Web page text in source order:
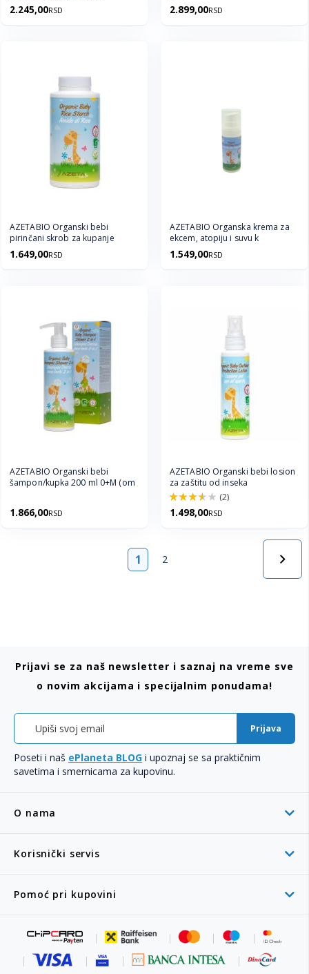
2.245,00RSD 2.899,00RSD
AZETABIO Organski bebi
pirinčani skrob za kupanje
1.649,00RSD
AZETABIO Organska krema za
ekcem, atopiju i suvu k
1.549,00RSD
AZETABIO Organski bebi
šampon/kupka 200 ml 0+M (om
1.866,00RSD
AZETABIO Organski bebi losion
za zaštitu od inseka
70.0%
(2)
1.498,00RSD
1
2
O nama
Korisnički servis
Pomoć pri kupovini
Prijavi se za naš newsletter i saznaj na vreme sve
o novim akcijama i specijalnim ponudama!
Prijava
Poseti i naš ePlaneta BLOG i upoznaj se sa praktičnim
savetima i smernicama za kupovinu.